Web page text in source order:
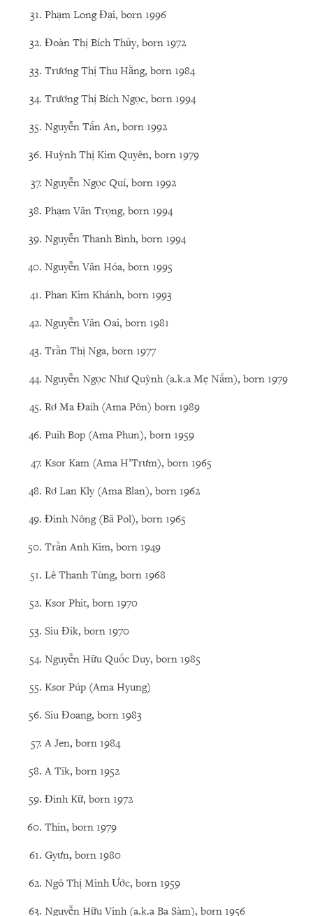
Phạm Long Đại, born 1996
Đoàn Thị Bích Thủy, born 1972
Trương Thị Thu Hằng, born 1984
Trương Thị Bích Ngọc, born 1994
Nguyễn Tấn An, born 1992
Huỳnh Thị Kim Quyên, born 1979
Nguyễn Ngọc Quí, born 1992
Phạm Văn Trọng, born 1994
Nguyễn Thanh Bình, born 1994
Nguyễn Văn Hóa, born 1995
Phan Kim Khánh, born 1993
Nguyễn Văn Oai, born 1981
Trần Thị Nga, born 1977
Nguyễn Ngọc Như Quỳnh (a.k.a Mẹ Nấm), born 1979
Rơ Ma Đaih (Ama Pôn) born 1989
Puih Bop (Ama Phun), born 1959
Ksor Kam (Ama H’Trưm), born 1965
Rơ Lan Kly (Ama Blan), born 1962
Đinh Nông (Bă Pol), born 1965
Trần Anh Kim, born 1949
Lê Thanh Tùng, born 1968
Ksor Phit, born 1970
Siu Đik, born 1970
Nguyễn Hữu Quốc Duy, born 1985
Ksor Púp (Ama Hyung)
Siu Đoang, born 1983
A Jen, born 1984
A Tik, born 1952
Đinh Kữ, born 1972
Thin, born 1979
Gyưn, born 1980
Ngô Thị Minh Ước, born 1959
Nguyễn Hữu Vinh (a.k.a Ba Sàm), born 1956